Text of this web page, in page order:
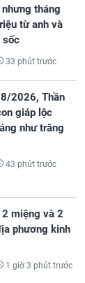
tháng
từ anh và
sốc
33 phút trước
2026, Thần
giáp lộc
như trăng
43 phút trước
miệng và 2
phương kinh
1 giờ 3 phút trước